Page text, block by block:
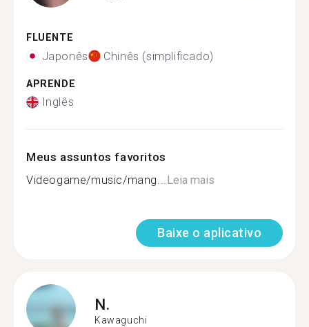
FLUENTE
Japonês Chinês (simplificado)
APRENDE
Inglês
Meus assuntos favoritos
Videogame/music/mang...Leia mais
Baixe o aplicativo
N.
Kawaguchi